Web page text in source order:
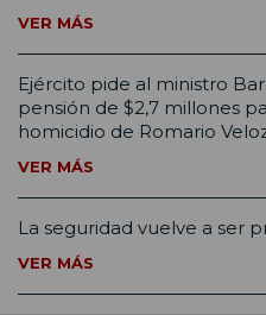
VER MÁS
Ejército pide al ministro
pensión de $2,7 millones
homicidio de Romario
VER MÁS
La seguridad vuelve a ser
VER MÁS